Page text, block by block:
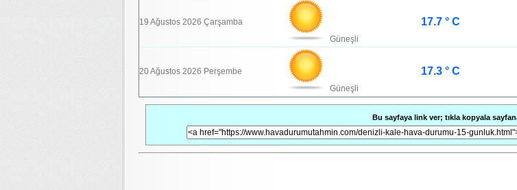
19 Ağustos 2026 Çarşamba
Güneşli
17.7 ° C
20 Ağustos 2026 Perşembe
Güneşli
17.3 ° C
Bu sayfaya link ver; tıkla kopyala